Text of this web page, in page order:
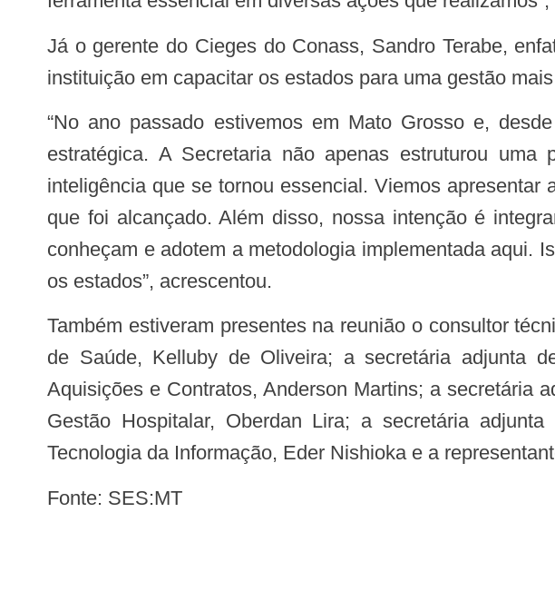
Já o gerente do Cieges do Conass, Sandro Terabe, enfatizou os avanços já percebidos em Mato Grosso e o compromisso da
instituição em capacitar os estados para uma gestão
“No ano passado estivemos em Mato Grosso e, desde então, observamos um avanço significativo na área de inteligência
estratégica. A Secretaria não apenas estruturou
inteligência que se tornou essencial. Viemos
que foi alcançado. Além disso, nossa intenção é
conheçam e adotem a metodologia implementada aqui.
os estados”, acrescentou.
Também estiveram presentes na reunião o consultor técnico do Cieges do Conass, Olavo Viana; a secretária adjunta Executiva
de Saúde, Kelluby de Oliveira; a secretária adjunta
Aquisições e Contratos, Anderson Martins; a secretária
Gestão Hospitalar, Oberdan Lira; a secretária
Tecnologia da Informação, Eder Nishioka e a
Fonte: SES:MT